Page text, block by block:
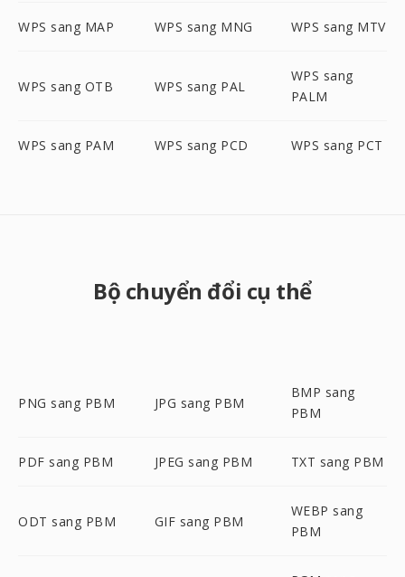
WPS sang MAP WPS sang MNG WPS sang MTV
WPS sang OTB WPS sang PAL
WPS sang
PALM
WPS sang PAM WPS sang PCD WPS sang PCT
Bộ chuyển đổi cụ thể
PNG sang PBM JPG sang PBM
BMP sang
PBM
PDF sang PBM JPEG sang PBM TXT sang PBM
ODT sang PBM GIF sang PBM
WEBP sang
PBM